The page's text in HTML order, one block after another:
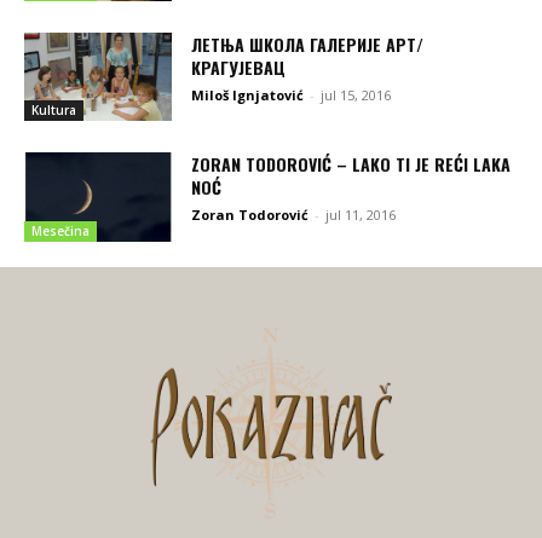
Kultura
ЛЕТЊА ШКОЛА ГАЛЕРИЈЕ АРТ/
КРАГУЈЕВАЦ
Miloš Ignjatović - jul 15, 2016
Mesečina
ZORAN TODOROVIĆ – LAKO TI JE REĆI LAKA
NOĆ
Zoran Todorović - jul 11, 2016